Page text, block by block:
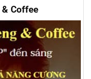
Coffee